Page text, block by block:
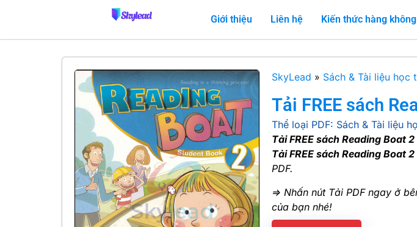
Giới thiệu Liên hệ Kiến thức hàng không
SkyLead » Sách & Tài liệu học
Tải FREE sách
Thể loại PDF: Sách & Tài liệu
Tải FREE sách Reading Boat
Tải FREE sách Reading Boat
PDF.
=> Nhấn nút Tải PDF ngay ở
của bạn nhé!